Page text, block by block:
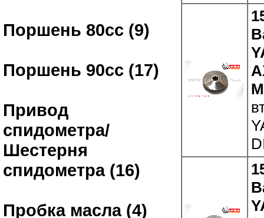
Поршень 80сс (9)
Поршень 90сс (17)
Привод
спидометра/
Шестерня
спидометра (16)
Пробка масла (4)